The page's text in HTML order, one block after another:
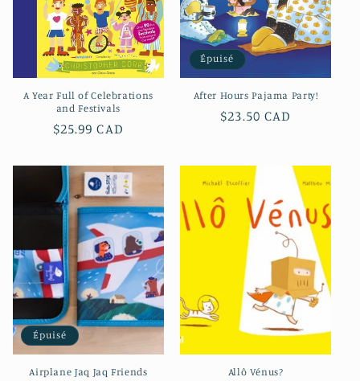
A Year Full of Celebrations
and Festivals
Prix
$25.99 CAD
Épuisé
After Hours Pajama Party!
Prix
$23.50 CAD
Épuisé
Airplane Jaq Jaq Friends
Allô Vénus?